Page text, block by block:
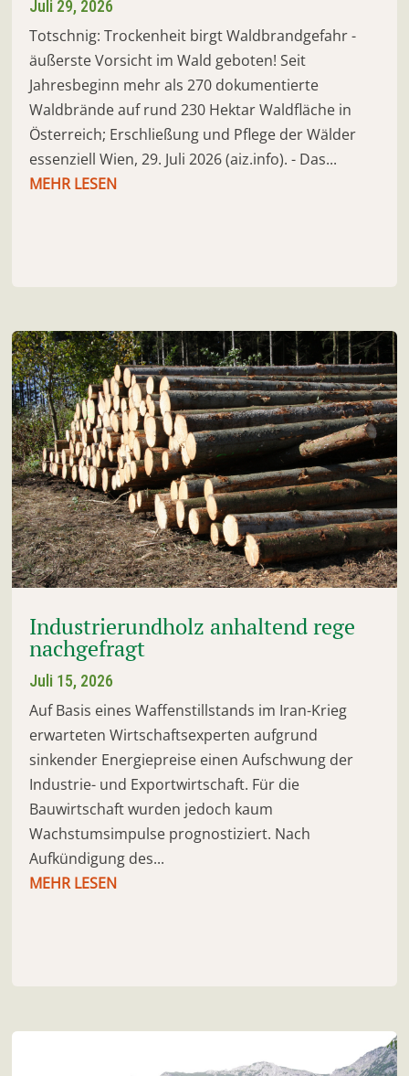
Juli 29, 2026
Totschnig: Trockenheit birgt Waldbrandgefahr -
äußerste Vorsicht im Wald geboten! Seit
Jahresbeginn mehr als 270 dokumentierte
Waldbrände auf rund 230 Hektar Waldfläche in
Österreich; Erschließung und Pflege der Wälder
essenziell Wien, 29. Juli 2026 (aiz.info). - Das...
MEHR LESEN
Industrierundholz anhaltend rege
nachgefragt
Juli 15, 2026
Auf Basis eines Waffenstillstands im Iran-Krieg
erwarteten Wirtschaftsexperten aufgrund
sinkender Energiepreise einen Aufschwung der
Industrie- und Exportwirtschaft. Für die
Bauwirtschaft wurden jedoch kaum
Wachstumsimpulse prognostiziert. Nach
Aufkündigung des...
MEHR LESEN